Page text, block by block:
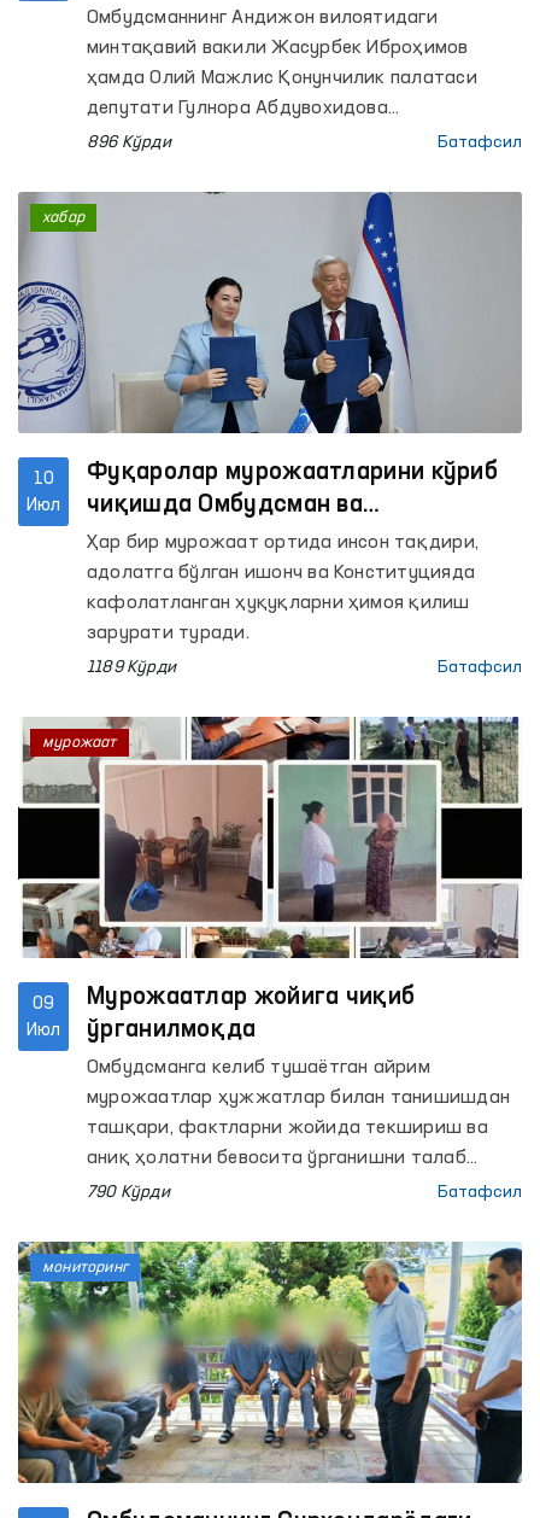
маҳаллабай ўрганилди
Омбудсманнинг Андижон вилоятидаги
минтақавий вакили Жасурбек Иброҳимов
ҳамда Олий Мажлис Қонунчилик палатаси
депутати Гулнора Абдувохидова
ҳамкорлигида фуқаролар мурожаатларини
вилоятининг Хўжаобод туманида сайёр қабул
ташкил этилди.
896 Кўрди Батафсил
10
Июл
Фуқаролар мурожаатларини кўриб
чиқишда Омбудсман ва
Конституциявий суднинг
ҳамкорлигини кучайтириш
масалалари муҳокама қилинди
Ҳар бир мурожаат ортида инсон тақдири,
адолатга бўлган ишонч ва Конституцияда
кафолатланган ҳуқуқларни ҳимоя қилиш
зарурати туради.
1189 Кўрди Батафсил
хабар
09
Июл
Мурожаатлар жойига чиқиб
ўрганилмоқда
Омбудсманга келиб тушаётган айрим
мурожаатлар ҳужжатлар билан танишишдан
ташқари, фактларни жойида текшириш ва
аниқ ҳолатни бевосита ўрганишни талаб
қилади.
790 Кўрди Батафсил
мурожаат
мониторинг